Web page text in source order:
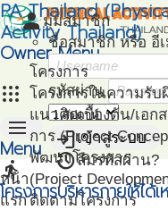
PA Thailand
Activity Thailand)
Owner Menu
apps
personมุมสมาชิก
ชื่อสมาชิก หรือ อี
รหัสผ่าน
loginเข้าสู่ระบบ
restoreลืมรหัสผ่าน?
menu
Menu
หน้า
แรก
โครงการ
โครงการในความรับ
แนวคิดเบื้องต้น/เอก
การ (Project
พัฒนาโครงการ
(Project
ติดตามโครงการ
directions_run
โครงการบริหารกายให้ไ